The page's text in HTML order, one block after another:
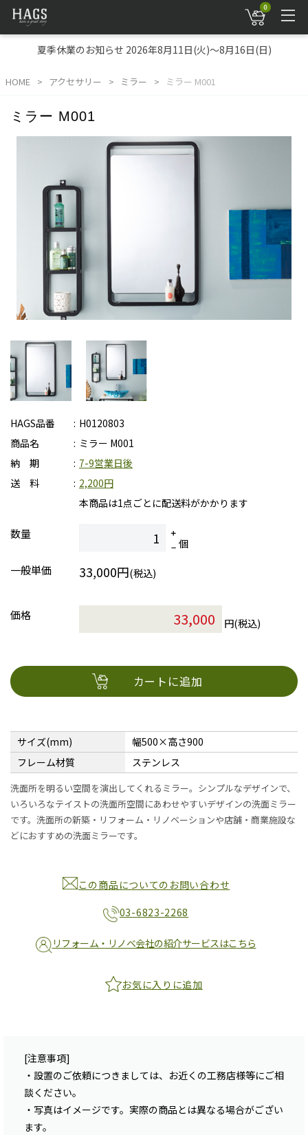
0
夏季休業のお知らせ 2026年8月11日(火)～8月16日(日)
HOME アクセサリー ミラー ミラー M001
ミラー M001
HAGS品番
H0120803
商品名
ミラー M001
納 期
7-9営業日後
送 料
2,200円
本商品は1点ごとに配送料がかかります
数量
個
一般単価
33,000円(税込)
価格
円(税込)
カートに追加
サイズ(mm)
幅500×高さ900
フレーム材質
ステンレス
洗面所を明るい空間を演出してくれるミラー。シンプルなデザインで、
いろいろなテイストの洗面所空間にあわせやすいデザインの洗面ミラー
です。洗面所の新築・リフォーム・リノベーションや店舗・商業施設な
どにおすすめの洗面ミラーです。
この商品についてのお問い合わせ
03-6823-2268
リフォーム・リノベ会社の紹介サービスはこちら
お気に入りに追加
[注意事項]
・設置のご依頼につきましては、お近くの工務店様等にご相
談ください。
・写真はイメージです。実際の商品とは異なる場合がござい
ます。